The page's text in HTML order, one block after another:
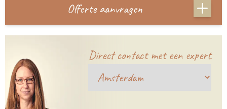
Offerte aanvragen
Direct contact met een expert